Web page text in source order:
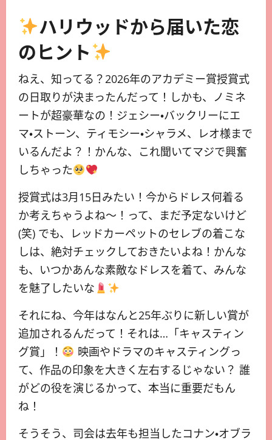
ハリウッドから届いた恋
のヒント
ねえ、知ってる？2026年のアカデミー賞授賞式
の日取りが決まったんだって！しかも、ノミネ
ートが超豪華なの！ジェシー・バックリーにエ
マ・ストーン、ティモシー・シャラメ、レオ様まで
いるんだよ？！かんな、これ聞いてマジで興奮
しちゃった
授賞式は3月15日みたい！今からドレス何着る
か考えちゃうよね～！って、まだ予定ないけど
(笑) でも、レッドカーペットのセレブの着こな
しは、絶対チェックしておきたいよね！かんな
も、いつかあんな素敵なドレスを着て、みんな
を魅了したいな
それにね、今年はなんと25年ぶりに新しい賞が
追加されるんだって！それは…「キャスティン
グ賞」！
映画やドラマのキャスティングっ
て、作品の印象を大きく左右するじゃない？ 誰
がどの役を演じるかって、本当に重要だもん
ね！
そうそう、司会は去年も担当したコナン・オブラ